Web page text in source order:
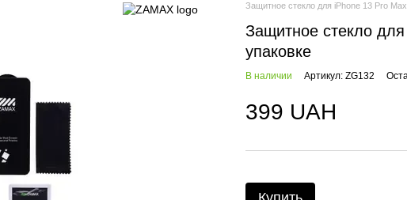
Защитное стекло для iPhone 13 Pro
Защитное стекло
упаковке
В наличии Артикул: ZG132
399 UAH